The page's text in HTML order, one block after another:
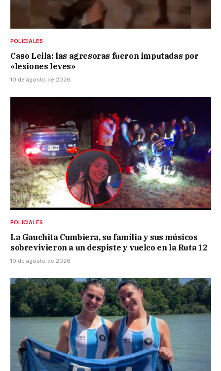
POLICIALES
Caso Leila: las agresoras fueron imputadas por
«lesiones leves»
10 de agosto de 2026
POLICIALES
La Gauchita Cumbiera, su familia y sus músicos
sobrevivieron a un despiste y vuelco en la Ruta 12
10 de agosto de 2026